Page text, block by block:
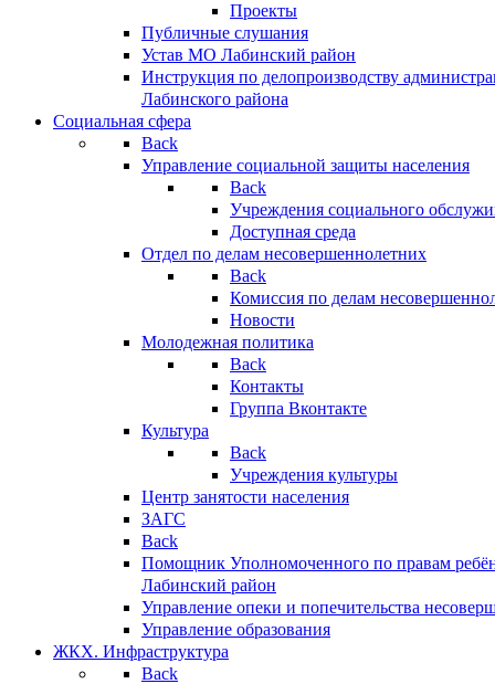
Проекты
Публичные слушания
Устав МО Лабинский район
Инструкция по делопроизводству
Лабинского района
Социальная сфера
Back
Управление социальной защиты населения
Back
Учреждения социального
Доступная среда
Отдел по делам несовершеннолетних
Back
Комиссия по делам
Новости
Молодежная политика
Back
Контакты
Группа Вконтакте
Культура
Back
Учреждения культуры
Центр занятости населения
ЗАГС
Back
Помощник Уполномоченного по правам
Лабинский район
Управление опеки и попечительства
Управление образования
ЖКХ. Инфраструктура
Back